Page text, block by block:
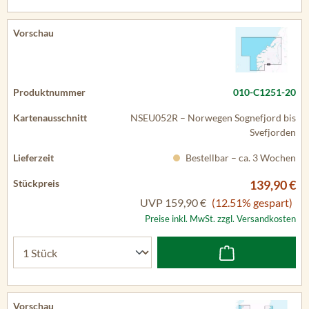
010-C1251-20
NSEU052R – Norwegen Sognefjord bis
Svefjorden
Bestellbar – ca. 3 Wochen
139,90 €
UVP 159,90 € (12.51% gespart)
Preise inkl. MwSt. zzgl. Versandkosten